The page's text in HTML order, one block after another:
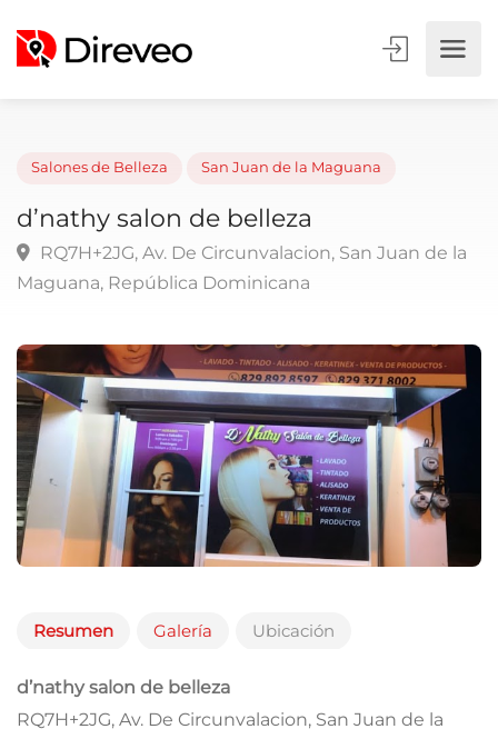
d’nathy salon de belleza
RQ7H+2JG, Av. De Circunvalacion, San Juan de
Resumen Galería Ubicación
d’nathy salon de belleza
RQ7H+2JG, Av. De Circunvalacion, San Juan de la